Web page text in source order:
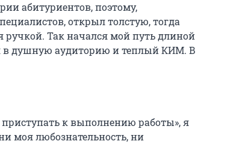
абитуриентов, поэтому,
открыл толстую, тогда
ручкой. Так начался мой путь длиной
в душную аудиторию и теплый КИМ. В
приступать к выполнению работы», я
моя любознательность, ни